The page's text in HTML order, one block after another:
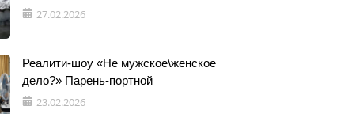
27.02.2026
Реалити-шоу «Не мужское\женское
дело?» Парень-портной
23.02.2026